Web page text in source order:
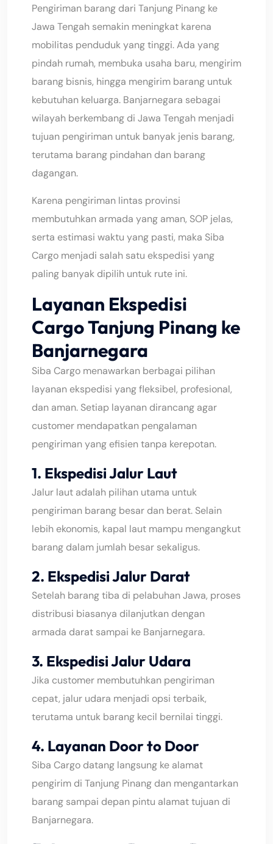
Pengiriman barang dari Tanjung Pinang ke
Jawa Tengah semakin meningkat karena
mobilitas penduduk yang tinggi. Ada yang
pindah rumah, membuka usaha baru, mengirim
barang bisnis, hingga mengirim barang untuk
kebutuhan keluarga. Banjarnegara sebagai
wilayah berkembang di Jawa Tengah menjadi
tujuan pengiriman untuk banyak jenis barang,
terutama barang pindahan dan barang
dagangan.
Karena pengiriman lintas provinsi
membutuhkan armada yang aman, SOP jelas,
serta estimasi waktu yang pasti, maka Siba
Cargo menjadi salah satu ekspedisi yang
paling banyak dipilih untuk rute ini.
Layanan Ekspedisi
Cargo Tanjung Pinang ke
Banjarnegara
Siba Cargo menawarkan berbagai pilihan
layanan ekspedisi yang fleksibel, profesional,
dan aman. Setiap layanan dirancang agar
customer mendapatkan pengalaman
pengiriman yang efisien tanpa kerepotan.
1. Ekspedisi Jalur Laut
Jalur laut adalah pilihan utama untuk
pengiriman barang besar dan berat. Selain
lebih ekonomis, kapal laut mampu mengangkut
barang dalam jumlah besar sekaligus.
2. Ekspedisi Jalur Darat
Setelah barang tiba di pelabuhan Jawa, proses
distribusi biasanya dilanjutkan dengan
armada darat sampai ke Banjarnegara.
3. Ekspedisi Jalur Udara
Jika customer membutuhkan pengiriman
cepat, jalur udara menjadi opsi terbaik,
terutama untuk barang kecil bernilai tinggi.
4. Layanan Door to Door
Siba Cargo datang langsung ke alamat
pengirim di Tanjung Pinang dan mengantarkan
barang sampai depan pintu alamat tujuan di
Banjarnegara.